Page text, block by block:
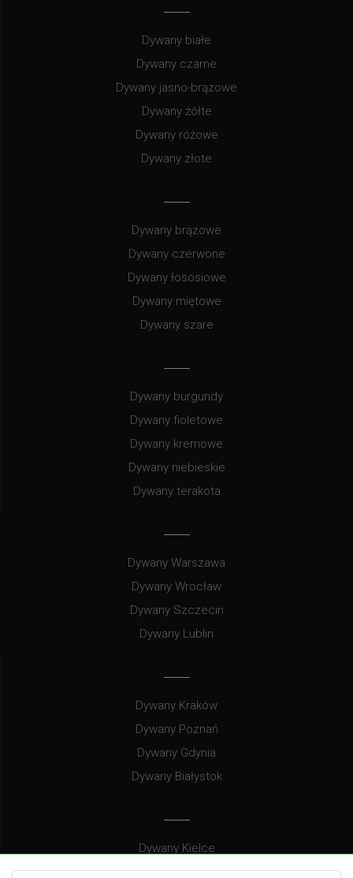
Dywany białe
Dywany czarne
Dywany jasno-brązowe
Dywany żółte
Dywany różowe
Dywany złote
Dywany brązowe
Dywany czerwone
Dywany łososiowe
Dywany miętowe
Dywany szare
Dywany burgundy
Dywany fioletowe
Dywany kremowe
Dywany niebieskie
Dywany terakota
Dywany Warszawa
Dywany Wrocław
Dywany Szczecin
Dywany Lublin
Dywany Kraków
Dywany Poznań
Dywany Gdynia
Dywany Białystok
Dywany Kielce
Dywany Gdańsk